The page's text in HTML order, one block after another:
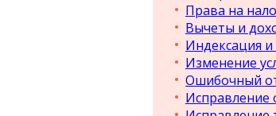
Права на
Вычеты и
Индексация и
Изменение
Ошибочный
Исправление